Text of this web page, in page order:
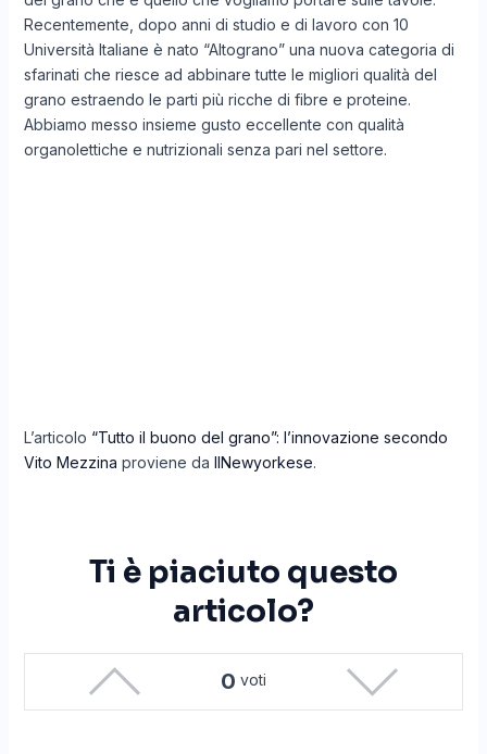
Recentemente, dopo anni di studio e di lavoro con 10
Università Italiane è nato “Altograno” una nuova categoria di
sfarinati che riesce ad abbinare tutte le migliori qualità del
grano estraendo le parti più ricche di fibre e proteine.
Abbiamo messo insieme gusto eccellente con qualità
organolettiche e nutrizionali senza pari nel settore.
L’articolo “Tutto il buono del grano”: l’innovazione secondo
Vito Mezzina proviene da IlNewyorkese.
Ti è piaciuto questo
articolo?
0 voti